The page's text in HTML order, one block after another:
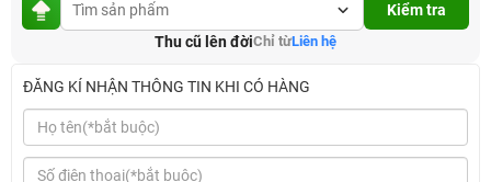
Kiểm tra
Thu cũ lên đờiChỉ từLiên hệ
ĐĂNG KÍ NHẬN THÔNG TIN KHI CÓ HÀNG